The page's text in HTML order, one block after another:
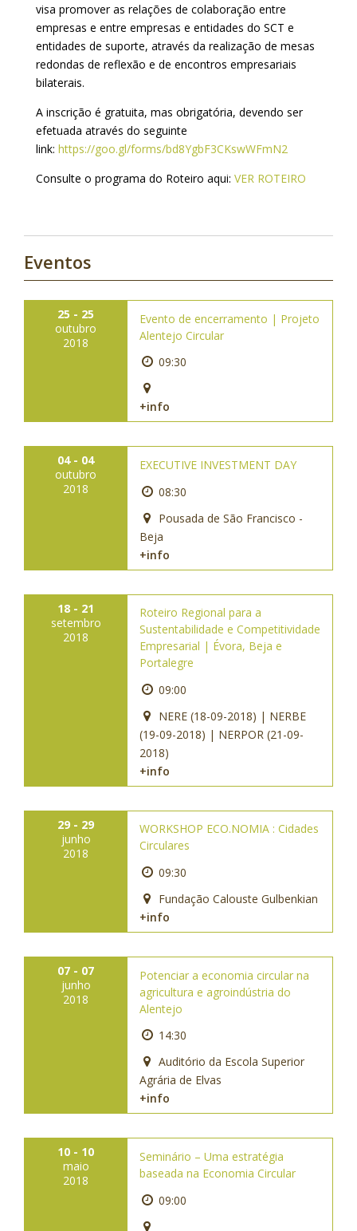
visa promover as relações de colaboração entre
empresas e entre empresas e entidades do SCT e
entidades de suporte, através da realização de mesas
redondas de reflexão e de encontros empresariais
bilaterais.
A inscrição é gratuita, mas obrigatória, devendo ser
efetuada através do seguinte
link: https://goo.gl/forms/bd8YgbF3CKswWFmN2
Consulte o programa do Roteiro aqui: VER ROTEIRO
Eventos
25 - 25
outubro
2018
Evento de encerramento | Projeto
Alentejo Circular
09:30
+info
04 - 04
outubro
2018
EXECUTIVE INVESTMENT DAY
08:30
Pousada de São Francisco -
Beja
+info
18 - 21
setembro
2018
Roteiro Regional para a
Sustentabilidade e Competitividade
Empresarial | Évora, Beja e
Portalegre
09:00
NERE (18-09-2018) | NERBE
(19-09-2018) | NERPOR (21-09-
2018)
+info
29 - 29
junho
2018
WORKSHOP ECO.NOMIA : Cidades
Circulares
09:30
Fundação Calouste Gulbenkian
+info
07 - 07
junho
2018
Potenciar a economia circular na
agricultura e agroindústria do
Alentejo
14:30
Auditório da Escola Superior
Agrária de Elvas
+info
10 - 10
maio
2018
Seminário – Uma estratégia
baseada na Economia Circular
09:00